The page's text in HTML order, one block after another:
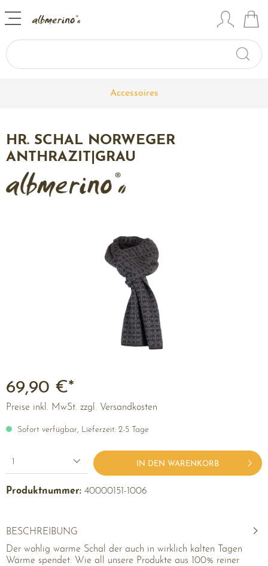
Accessoires
HR. SCHAL NORWEGER
ANTHRAZIT|GRAU
69,90 €*
Preise inkl. MwSt. zzgl. Versandkosten
Sofort verfügbar, Lieferzeit: 2-5 Tage
IN DEN WARENKORB
Produktnummer: 40000151-1006
BESCHREIBUNG
Der wohlig warme Schal der auch in wirklich kalten Tagen
Wärme spendet. Wie all unsere Produkte aus 100% reiner